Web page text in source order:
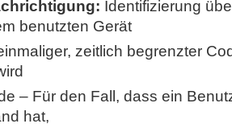
Identifizierung
benutzten Gerät
zeitlich begrenzter
– Für den Fall, dass ein
hat,